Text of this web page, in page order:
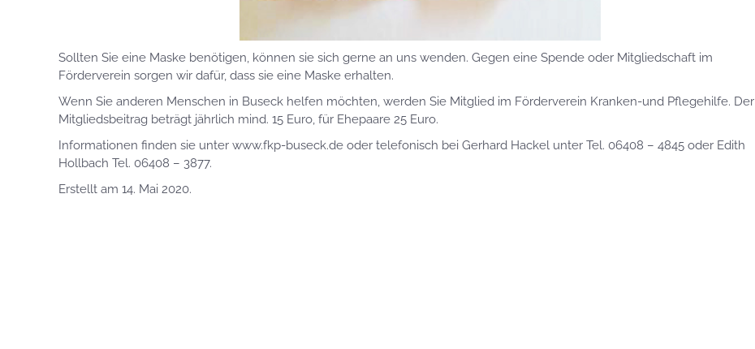
Sollten Sie eine Maske benötigen, können sie sich gerne an uns wenden. Gegen eine Spende oder Mitgliedschaft im
Förderverein sorgen wir dafür, dass sie eine Maske erhalten.
Wenn Sie anderen Menschen in Buseck helfen möchten, werden Sie Mitglied im Förderverein Kranken-und Pflegehilfe. Der
Mitgliedsbeitrag beträgt jährlich mind. 15 Euro, für Ehepaare 25 Euro.
Informationen finden sie unter www.fkp-buseck.de oder telefonisch bei Gerhard Hackel unter Tel. 06408 – 4845 oder Edith
Hollbach Tel. 06408 – 3877.
Erstellt am 14. Mai 2020.